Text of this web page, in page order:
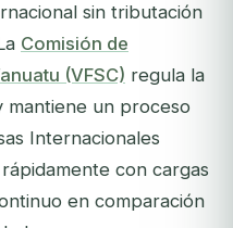
sin tributación
Comisión de
(VFSC) regula la
mantiene un proceso
Internacionales
con cargas
en comparación